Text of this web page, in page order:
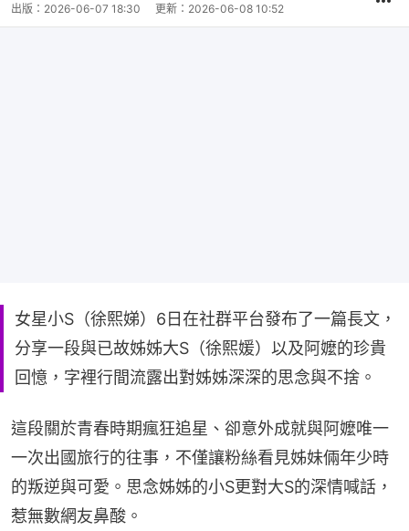
出版： 2026-06-07 18:30 更新： 2026-06-08 10:52
女星小S（徐熙娣）6日在社群平台發布了一篇長文，
分享一段與已故姊姊大S（徐熙媛）以及阿嬤的珍貴
回憶，字裡行間流露出對姊姊深深的思念與不捨。
這段關於青春時期瘋狂追星、卻意外成就與阿嬤唯一
一次出國旅行的往事，不僅讓粉絲看見姊妹倆年少時
的叛逆與可愛。思念姊姊的小S更對大S的深情喊話，
惹無數網友鼻酸。